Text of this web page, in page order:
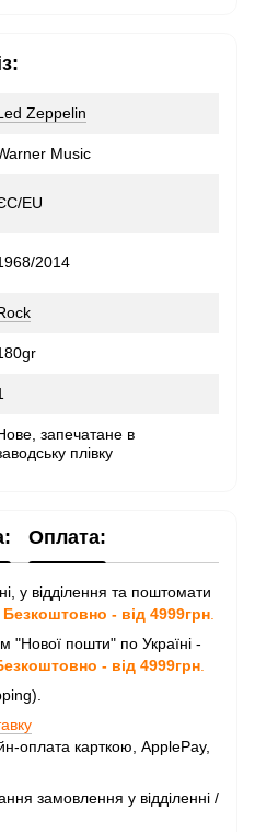
Zeppelin
Music
EU
2014
запечатане в
плівку
Оплата:
у відділення та поштомати
Безкоштовно - від 4999грн
"Нової пошти" по Україні -
- від 4999грн
оплата карткою, ApplePay,
замовлення у відділенні /